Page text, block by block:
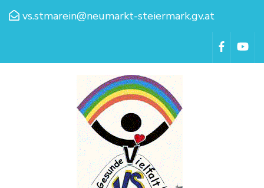
vs.stmarein@neumarkt-steiermark.gv.at